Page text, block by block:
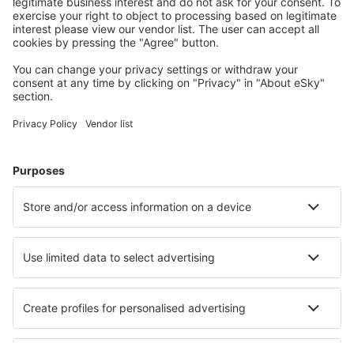
Cazarea preferată
Alege din peste 1,3 mil. de opţiuni: hoteluri, cabane,
Cele mai căutate hoteluri de către utilizatorii eSky
Hoteluri în Zingst
Hoteluri Westerhever Hoteluri în Westerland
Hoteluri în Heringsdorf Hoteluri în Norddeich
Hoteluri în Rankwitz Hoteluri în Goehren